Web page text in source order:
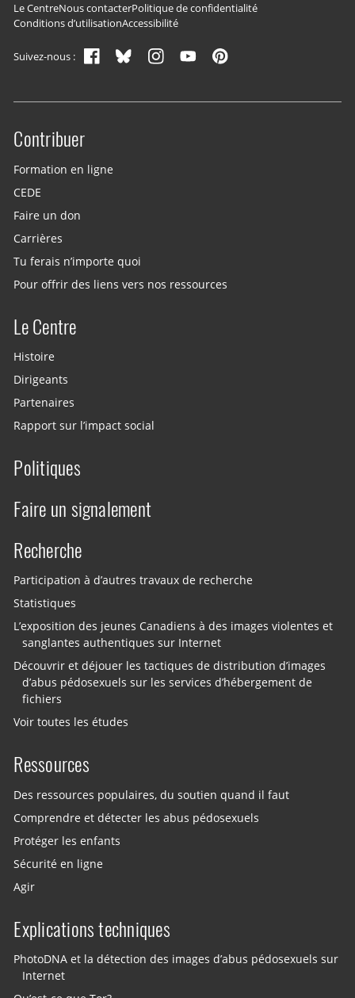
Navigation du pied de page
Le CentreNous contacterPolitique de confidentialité
Conditions d’utilisationAccessibilité
Suivez-nous :
Site menu
Contribuer
Formation en ligne
CEDE
Faire un don
Carrières
Tu ferais n’importe quoi
Pour offrir des liens vers nos ressources
Le Centre
Histoire
Dirigeants
Partenaires
Rapport sur l’impact social
Politiques
Faire un signalement
Recherche
Participation à d’autres travaux de recherche
Statistiques
L’exposition des jeunes Canadiens à des images violentes et
sanglantes authentiques sur Internet
Découvrir et déjouer les tactiques de distribution d’images
d’abus pédosexuels sur les services d’hébergement de
fichiers
Voir toutes les études
Ressources
Des ressources populaires, du soutien quand il faut
Comprendre et détecter les abus pédosexuels
Protéger les enfants
Sécurité en ligne
Agir
Explications techniques
PhotoDNA et la détection des images d’abus pédosexuels sur
Internet